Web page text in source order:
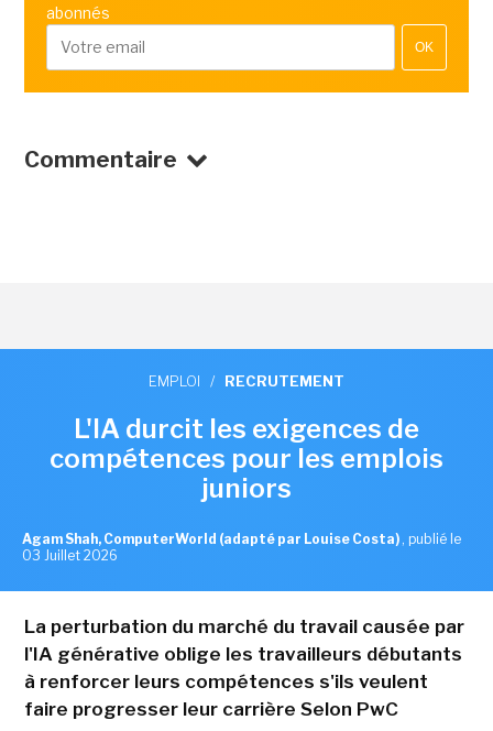
abonnés
OK
Commentaire
EMPLOI / RECRUTEMENT
L'IA durcit les exigences de
compétences pour les emplois
juniors
Agam Shah, ComputerWorld (adapté par Louise Costa) , publié le
03 Juillet 2026
La perturbation du marché du travail causée par
l'IA générative oblige les travailleurs débutants
à renforcer leurs compétences s'ils veulent
faire progresser leur carrière Selon PwC